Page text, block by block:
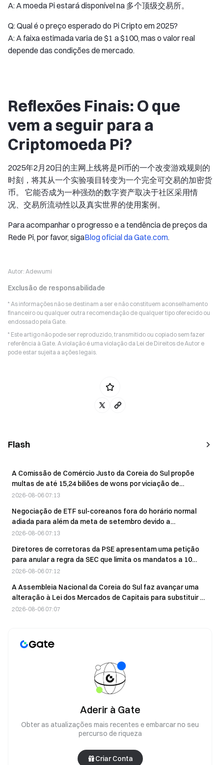
A: A moeda Pi estará disponível na 多个顶级交易所。
Q: Qual é o preço esperado do Pi Cripto em 2025?
A: A faixa estimada varia de $1 a $100, mas o valor real
depende das condições de mercado.
Reflexões Finais: O que
vem a seguir para a
Criptomoeda Pi?
2025年2月20日的主网上线将是Pi币的一个改变游戏规则的
时刻，将其从一个实验项目转变为一个完全可交易的加密货
币。 它能否成为一种强劲的数字资产取决于社区采用情
况、交易所流动性以及真实世界的使用案例。
Para acompanhar o progresso e a tendência de preços da
Rede Pi, por favor, sigaBlog oficial da Gate.com.
Autor: Adewumi
Exclusão de responsabilidade
* As informações não se destinam a ser e não constituem aconselhamento
financeiro ou qualquer outra recomendação de qualquer tipo oferecido ou
endossado pela Gate.
* Este artigo não pode ser reproduzido, transmitido ou copiado sem fazer
referência à Gate. A violação é uma violação da Lei de Direitos de Autor e
pode estar sujeita a ações legais.
Flash
A Comissão de Comércio Justo da Coreia do Sul propõe
multas de até 15,24 biliões de wons por viciação de
propostas no mercado obrigacionista
2026-08-06 07:13
Negociação de ETF sul-coreanos fora do horário normal
adiada para além da meta de setembro devido a
preocupações com a volatilidade
2026-08-06 07:13
Diretores de corretoras da PSE apresentam uma petição
para anular a regra da SEC que limita os mandatos a 10
anos, alegando violações constitucionais
2026-08-06 07:12
A Assembleia Nacional da Coreia do Sul faz avançar uma
alteração à Lei dos Mercados de Capitais para substituir o
preço de referência das ações por uma avaliação justa nas
2026-08-06 07:07
Aderir à Gate
Obter as atualizações mais recentes e embarcar no seu
percurso de riqueza
Criar Conta